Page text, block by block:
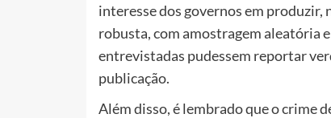
interesse dos governos em
robusta, com amostragem aleatória
entrevistadas pudessem reportar
publicação.
Além disso, é lembrado que o crime